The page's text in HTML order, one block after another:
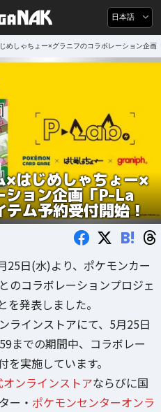
日本語
めしゃちょー×グラニフのコラボレーション企
×はじめしゃちょー×
ション企画「P-La
ム予約受付開始！
B!
25日(水)より、ポケモンカー
のコラボレーションプロジェ
を発表しました。
ラインストアにて、5月25日
までの期間中、コラボレー
実施しています。
ンラインストアならびに国
ー・ ポケモンセンターオンラ